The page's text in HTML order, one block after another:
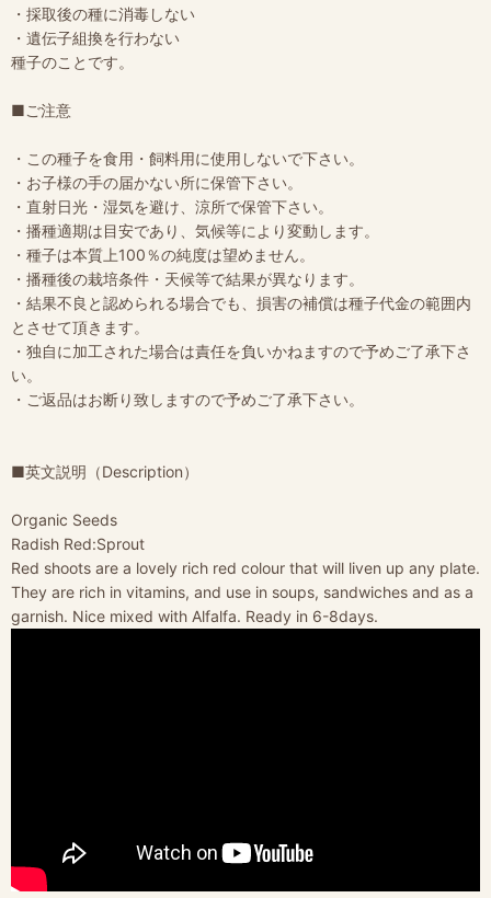
・採取後の種に消毒しない
・遺伝子組換を行わない
種子のことです。
■ご注意
・この種子を食用・飼料用に使用しないで下さい。
・お子様の手の届かない所に保管下さい。
・直射日光・湿気を避け、涼所で保管下さい。
・播種適期は目安であり、気候等により変動します。
・種子は本質上100％の純度は望めません。
・播種後の栽培条件・天候等で結果が異なります。
・結果不良と認められる場合でも、損害の補償は種子代金の範囲内
とさせて頂きます。
・独自に加工された場合は責任を負いかねますので予めご了承下さ
い。
・ご返品はお断り致しますので予めご了承下さい。
■英文説明（Description）
Organic Seeds
Radish Red:Sprout
Red shoots are a lovely rich red colour that will liven up any plate.
They are rich in vitamins, and use in soups, sandwiches and as a
garnish. Nice mixed with Alfalfa. Ready in 6-8days.